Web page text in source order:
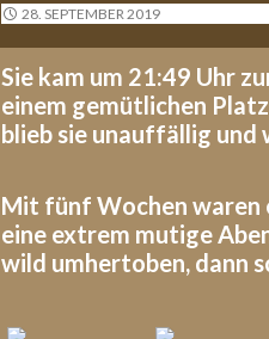
28. SEPTEMBER 2019
Sie kam um 21:49 Uhr
einem gemütlichen
blieb sie unauffällig und
Mit fünf Wochen waren
eine extrem mutige
wild umhertoben, dann